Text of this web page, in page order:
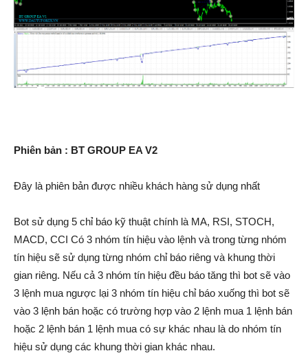
Phiên bản : BT GROUP EA V2
Đây là phiên bản được nhiều khách hàng sử dụng nhất
Bot sử dụng 5 chỉ báo kỹ thuật chính là MA, RSI, STOCH,
MACD, CCI Có 3 nhóm tín hiệu vào lệnh và trong từng nhóm
tín hiệu sẽ sử dụng từng nhóm chỉ báo riêng và khung thời
gian riêng. Nếu cả 3 nhóm tín hiệu đều báo tăng thì bot sẽ vào
3 lệnh mua ngược lại 3 nhóm tín hiệu chỉ báo xuống thì bot sẽ
vào 3 lệnh bán hoặc có trường hợp vào 2 lệnh mua 1 lệnh bán
hoặc 2 lệnh bán 1 lệnh mua có sự khác nhau là do nhóm tín
hiệu sử dụng các khung thời gian khác nhau.